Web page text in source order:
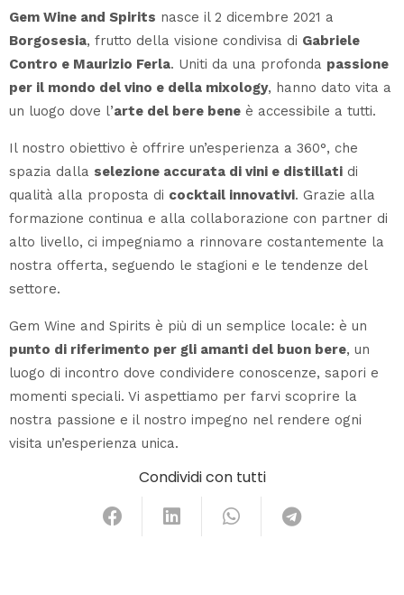
Gem Wine and Spirits nasce il 2 dicembre 2021 a
Borgosesia, frutto della visione condivisa di Gabriele
Contro e Maurizio Ferla. Uniti da una profonda passione
per il mondo del vino e della mixology, hanno dato vita a
un luogo dove l’arte del bere bene è accessibile a tutti.
Il nostro obiettivo è offrire un’esperienza a 360°, che
spazia dalla selezione accurata di vini e distillati di
qualità alla proposta di cocktail innovativi. Grazie alla
formazione continua e alla collaborazione con partner di
alto livello, ci impegniamo a rinnovare costantemente la
nostra offerta, seguendo le stagioni e le tendenze del
settore.
Gem Wine and Spirits è più di un semplice locale: è un
punto di riferimento per gli amanti del buon bere, un
luogo di incontro dove condividere conoscenze, sapori e
momenti speciali. Vi aspettiamo per farvi scoprire la
nostra passione e il nostro impegno nel rendere ogni
visita un’esperienza unica.
Condividi con tutti